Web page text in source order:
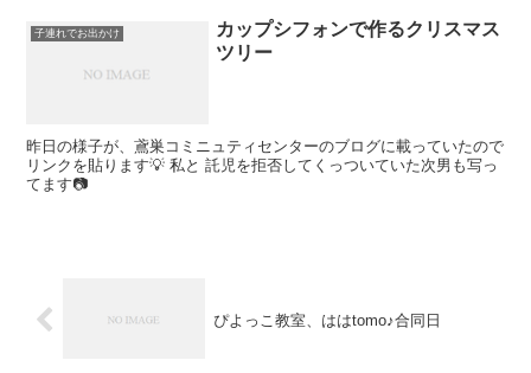
子連れでお出かけ
カップシフォンで作るクリスマス
ツリー
昨日の様子が、鳶巣コミニュティセンターのブログに載っていたので
リンクを貼ります💡 私と 託児を拒否してくっついていた次男も写っ
てます📷
ぴよっこ教室、ははtomo♪合同日